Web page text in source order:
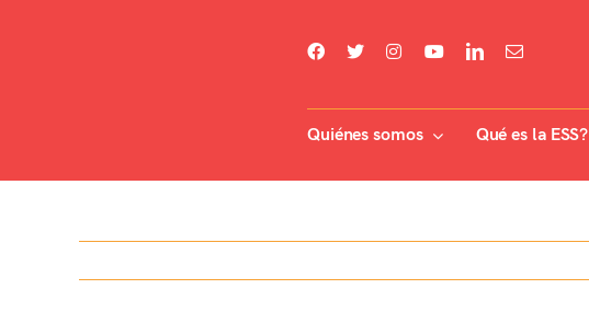
Quiénes somos Qué es la ESS?